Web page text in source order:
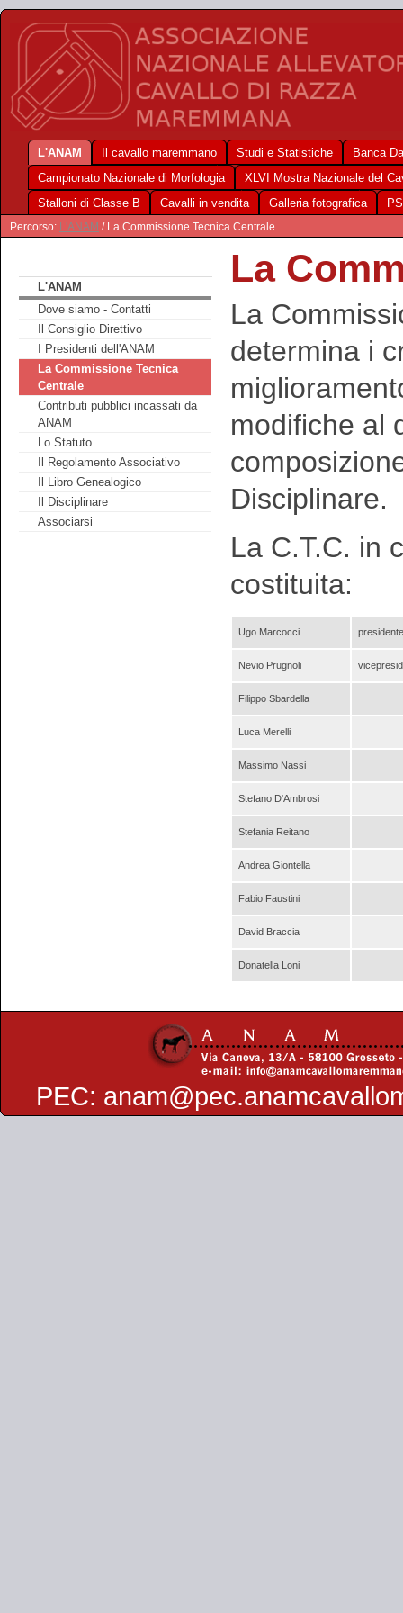
L'ANAM Il cavallo maremmano Studi e Statistiche
Banca
Campionato Nazionale di Morfologia
XLVI Mostra Nazionale del
Stalloni di Classe B
Cavalli in vendita Galleria fotografica
Percorso: L'ANAM / La Commissione Tecnica Centrale
L'ANAM
Dove siamo - Contatti
Il Consiglio Direttivo
I Presidenti dell'ANAM
La Commissione Tecnica
Centrale
Contributi pubblici incassati da
ANAM
Lo Statuto
Il Regolamento Associativo
Il Libro Genealogico
Il Disciplinare
Associarsi
La
La
determina i
modifiche al
Disciplinare.
La C.T.C. in
costituita:
Ugo Marcocci presidente
Nevio Prugnoli
Filippo Sbardella
Luca Merelli
Massimo Nassi
Stefano D'Ambrosi
Stefania Reitano
Andrea Giontella
Fabio Faustini
David Braccia
Donatella Loni
PEC: